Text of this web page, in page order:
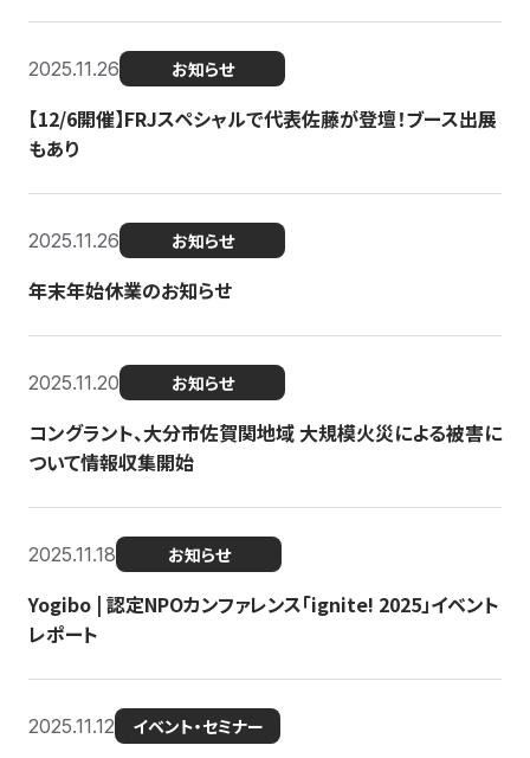
2025.11.26 お知らせ
【12/6開催】FRJスペシャルで代表佐藤が登壇！ブース出展
もあり
2025.11.26 お知らせ
年末年始休業のお知らせ
2025.11.20 お知らせ
コングラント、大分市佐賀関地域 大規模火災による被害に
ついて情報収集開始
2025.11.18 お知らせ
Yogibo | 認定NPOカンファレンス「ignite! 2025」イベント
レポート
2025.11.12 イベント・セミナー